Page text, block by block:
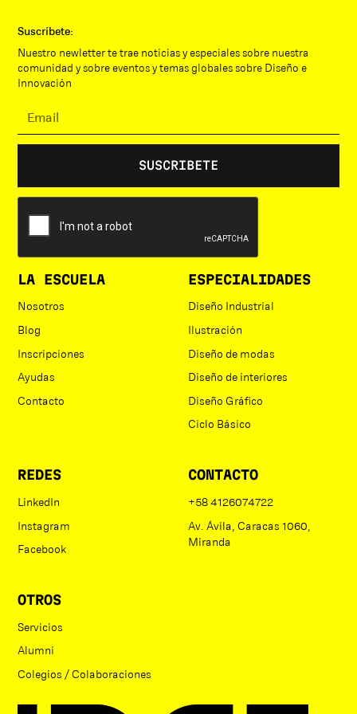
Suscríbete:
Nuestro newletter te trae noticias y especiales sobre nuestra
comunidad y sobre eventos y temas globales sobre Diseño e
Innovación
LA ESCUELA
Nosotros
Blog
Inscripciones
Ayudas
Contacto
ESPECIALIDADES
Diseño Industrial
Ilustración
Diseño de modas
Diseño de interiores
Diseño Gráfico
Ciclo Básico
REDES
LinkedIn
Instagram
Facebook
CONTACTO
+58 4126074722
Av. Ávila, Caracas 1060,
Miranda
OTROS
Servicios
Alumni
Colegios / Colaboraciones